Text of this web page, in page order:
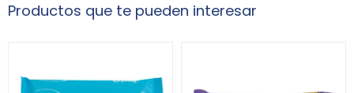
Productos que te pueden interesar